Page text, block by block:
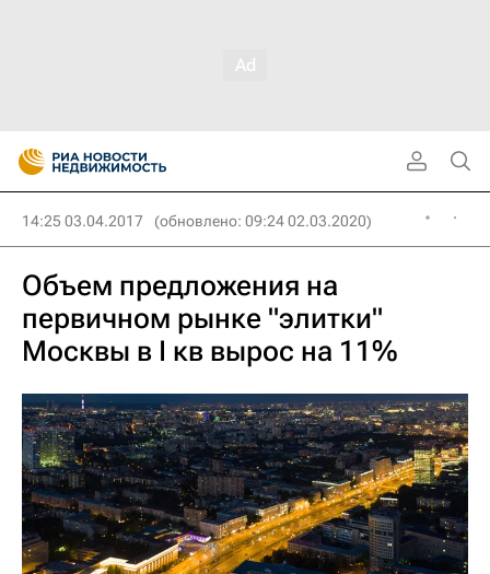
14:25 03.04.2017 (обновлено: 09:24 02.03.2020)
Объем предложения на
первичном рынке "элитки"
Москвы в I кв вырос на 11%